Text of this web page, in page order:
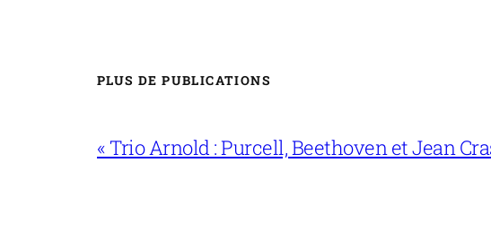
PLUS DE PUBLICATIONS
« Trio Arnold : Purcell, Beethoven et Jean